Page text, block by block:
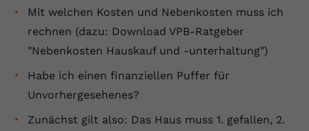
Mit welchen Kosten und Nebenkosten muss ich
rechnen (dazu: Download VPB-Ratgeber
"Nebenkosten Hauskauf und -unterhaltung")
Habe ich einen finanziellen Puffer für
Unvorhergesehenes?
Zunächst gilt also: Das Haus muss 1. gefallen, 2.